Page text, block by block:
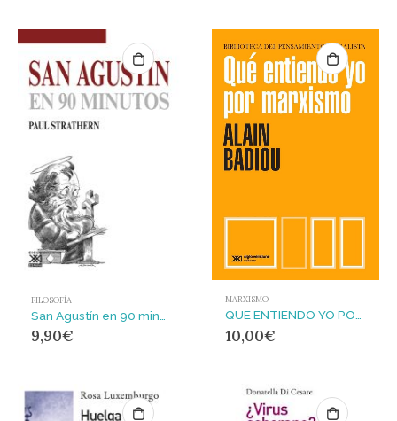
FILOSOFÍA
9,90€
MARXISMO
QUE ENTIENDO YO POR MARXISMO
10,00€